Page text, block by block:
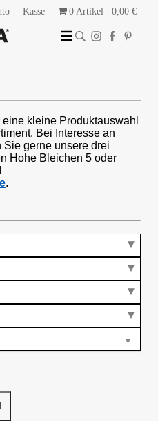
Kasse 0 Artikel 0,00 €
kleine Produktauswahl
Bei Interesse an
gerne unsere drei
Hohe Bleichen 5 oder
.